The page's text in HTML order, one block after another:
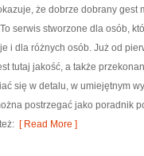
że dobrze dobrany gest
serwis stworzone dla osób,
i dla różnych osób. Już od
tutaj jakość, a także
się w detalu, w umiejętnym
postrzegać jako poradnik
[ Read More ]